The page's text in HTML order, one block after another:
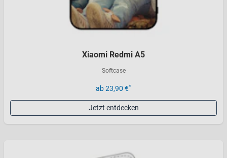
Xiaomi Redmi A5
Softcase
ab 23,90 €*
Jetzt entdecken